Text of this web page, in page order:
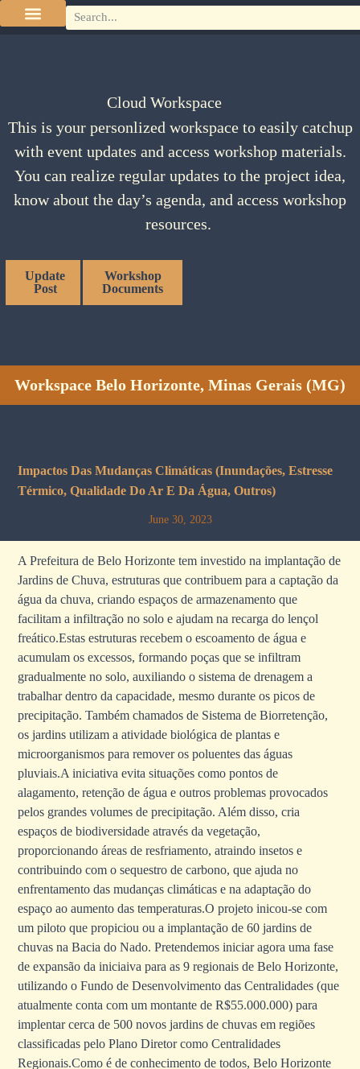
Cloud Workspace
This is your personlized workspace to easily catchup
with event updates and access workshop materials.
You can realize regular updates to the project idea,
know about the day’s agenda, and access workshop
resources.
Update
Post
Workshop
Documents
Workspace Belo Horizonte, Minas Gerais (MG)
Impactos Das Mudanças Climáticas (inundações, Estresse
Térmico, Qualidade Do Ar E Da Água, Outros)
June 30, 2023
A Prefeitura de Belo Horizonte tem investido na implantação de
Jardins de Chuva, estruturas que contribuem para a captação da
água da chuva, criando espaços de armazenamento que
facilitam a infiltração no solo e ajudam na recarga do lençol
freático.Estas estruturas recebem o escoamento de água e
acumulam os excessos, formando poças que se infiltram
gradualmente no solo, auxiliando o sistema de drenagem a
trabalhar dentro da capacidade, mesmo durante os picos de
precipitação. Também chamados de Sistema de Biorretenção,
os jardins utilizam a atividade biológica de plantas e
microorganismos para remover os poluentes das águas
pluviais.A iniciativa evita situações como pontos de
alagamento, retenção de água e outros problemas provocados
pelos grandes volumes de precipitação. Além disso, cria
espaços de biodiversidade através da vegetação,
proporcionando áreas de resfriamento, atraindo insetos e
contribuindo com o sequestro de carbono, que ajuda no
enfrentamento das mudanças climáticas e na adaptação do
espaço ao aumento das temperaturas.O projeto inicou-se com
um piloto que propiciou ou a implantação de 60 jardins de
chuvas na Bacia do Nado. Pretendemos iniciar agora uma fase
de expansão da iniciaiva para as 9 regionais de Belo Horizonte,
utilizando o Fundo de Desenvolvimento das Centralidades (que
atualmente conta com um montante de R$55.000.000) para
implentar cerca de 500 novos jardins de chuvas em regiões
classificadas pelo Plano Diretor como Centralidades
Regionais.Como é de conhecimento de todos, Belo Horizonte